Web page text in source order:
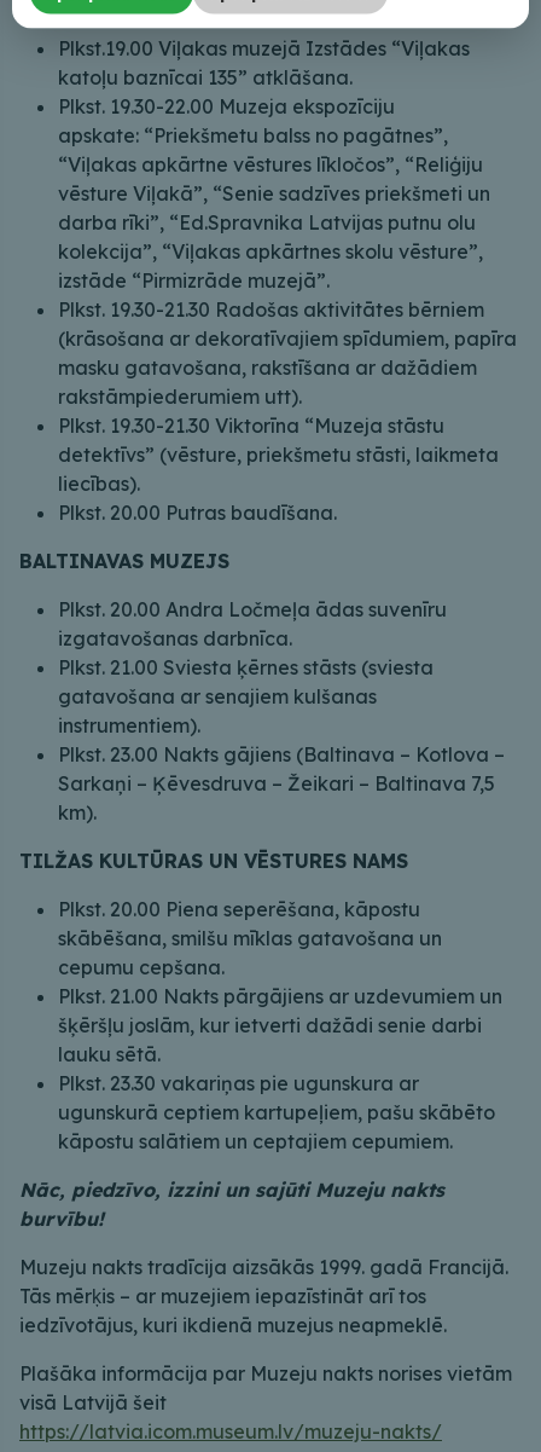
Plkst.19.00 Viļakas muzejā Izstādes “Viļakas
katoļu baznīcai 135” atklāšana.
Plkst. 19.30-22.00 Muzeja ekspozīciju
apskate: “Priekšmetu balss no pagātnes”,
“Viļakas apkārtne vēstures līkločos”, “Reliģiju
vēsture Viļakā”, “Senie sadzīves priekšmeti un
darba rīki”, “Ed.Spravnika Latvijas putnu olu
kolekcija”, “Viļakas apkārtnes skolu vēsture”,
izstāde “Pirmizrāde muzejā”.
Plkst. 19.30-21.30 Radošas aktivitātes bērniem
(krāsošana ar dekoratīvajiem spīdumiem, papīra
masku gatavošana, rakstīšana ar dažādiem
rakstāmpiederumiem utt).
Plkst. 19.30-21.30 Viktorīna “Muzeja stāstu
detektīvs” (vēsture, priekšmetu stāsti, laikmeta
liecības).
Plkst. 20.00 Putras baudīšana.
BALTINAVAS MUZEJS
Plkst. 20.00 Andra Ločmeļa ādas suvenīru
izgatavošanas darbnīca.
Plkst. 21.00 Sviesta ķērnes stāsts (sviesta
gatavošana ar senajiem kulšanas
instrumentiem).
Plkst. 23.00 Nakts gājiens (Baltinava – Kotlova –
Sarkaņi – Ķēvesdruva – Žeikari – Baltinava 7,5
km).
TILŽAS KULTŪRAS UN VĒSTURES NAMS
Plkst. 20.00 Piena seperēšana, kāpostu
skābēšana, smilšu mīklas gatavošana un
cepumu cepšana.
Plkst. 21.00 Nakts pārgājiens ar uzdevumiem un
šķēršļu joslām, kur ietverti dažādi senie darbi
lauku sētā.
Plkst. 23.30 vakariņas pie ugunskura ar
ugunskurā ceptiem kartupeļiem, pašu skābēto
kāpostu salātiem un ceptajiem cepumiem.
Nāc, piedzīvo, izzini un sajūti Muzeju nakts
burvību!
Muzeju nakts tradīcija aizsākās 1999. gadā Francijā.
Tās mērķis – ar muzejiem iepazīstināt arī tos
iedzīvotājus, kuri ikdienā muzejus neapmeklē.
Plašāka informācija par Muzeju nakts norises vietām
visā Latvijā šeit
https://latvia.icom.museum.lv/muzeju-nakts/